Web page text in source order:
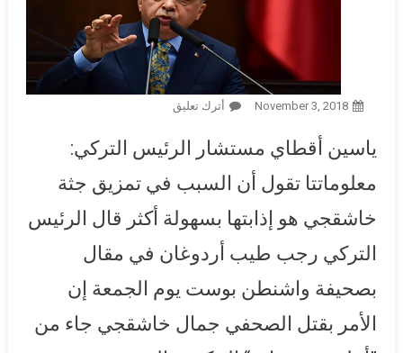
November 3, 2018 أترك تعليق
الملك.. والقنصل السعودي
ياسين أقطاي مستشار الرئيس التركي:
معلوماتتا تقول أن السبب في تمزيق جثة
خاشقجي هو إذابتها بسهولة أكثر قال الرئيس
التركي رجب طيب أردوغان في مقال
بصحيفة واشنطن بوست يوم الجمعة إن
الأمر بقتل الصحفي جمال خاشقجي جاء من